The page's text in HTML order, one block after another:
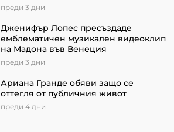
преди 3 дни
Дженифър Лопес пресъздаде
емблематичен музикален видеоклип
на Мадона във Венеция
преди 3 дни
Ариана Гранде обяви защо се
оттегля от публичния живот
преди 4 дни